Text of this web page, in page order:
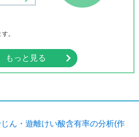
。
もっと見る
ん・遊離けい酸含有率の分析(作